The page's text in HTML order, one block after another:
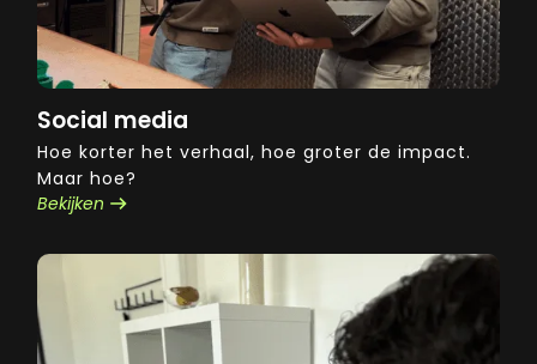
Social media
Hoe korter het verhaal, hoe groter de impact.
Maar hoe?
Bekijken